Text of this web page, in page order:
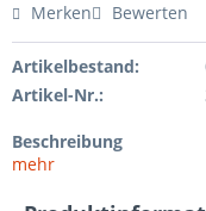
Merken Bewerten
Artikelbestand:
Artikel-Nr.:
Beschreibung
mehr